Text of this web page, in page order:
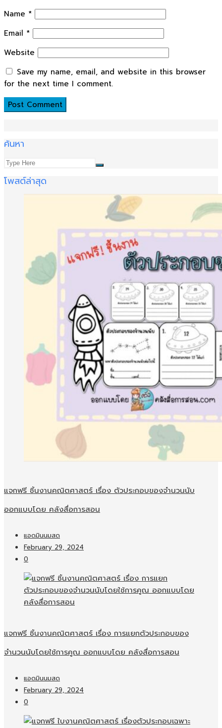
Name *
Email *
Website
Save my name, email, and website in this browser
for the next time I comment.
ค้นหา
โพสต์ล่าสุด
แจกฟรี ชิ้นงานคณิตศาสตร์ เรื่อง ตัวประกอบของจำนวนนับ
ออกแบบโดย คลังสื่อการสอน
แอดมินนมสด
February 29, 2024
0
แจกฟรี ชิ้นงานคณิตศาสตร์ เรื่อง การแยกตัวประกอบของ
จำนวนนับโดยใช้การคูณ ออกแบบโดย คลังสื่อการสอน
แอดมินนมสด
February 29, 2024
0